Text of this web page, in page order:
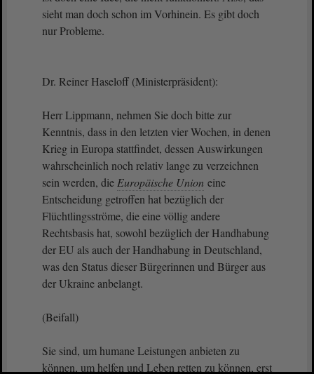
sieht man doch schon im Vorhinein. Es gibt doch
nur Probleme.
Dr. Reiner Haseloff (Ministerpräsident):
Herr Lippmann, nehmen Sie doch bitte zur
Kenntnis, dass in den letzten vier Wochen, in denen
Krieg in Europa stattfindet, dessen Auswirkungen
wahrscheinlich noch relativ lange zu verzeichnen
sein werden, die Europäische Union eine
Entscheidung getroffen hat bezüglich der
Flüchtlingsströme, die eine völlig andere
Rechtsbasis hat, sowohl bezüglich der Handhabung
der EU als auch der Handhabung in Deutschland,
was den Status dieser Bürgerinnen und Bürger aus
der Ukraine anbelangt.
(Beifall)
Sie sind, um humane Leistungen anbieten zu
können, um helfen und Leben retten zu können, erst